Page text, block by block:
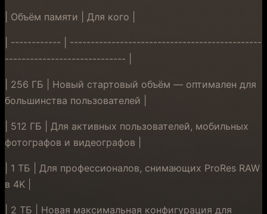
| Объём памяти | Для кого |
| ------------ | ----------------------------------------------
----------------------------- |
| 256 ГБ | Новый стартовый объём — оптимален для
большинства пользователей |
| 512 ГБ | Для активных пользователей, мобильных
фотографов и видеографов |
| 1 ТБ | Для профессионалов, снимающих ProRes RAW
в 4K |
| 2 ТБ | Новая максимальная конфигурация для